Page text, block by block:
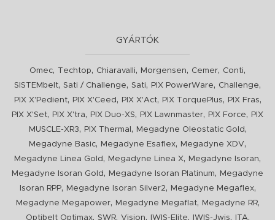
GYÁRTÓK
Omec, Techtop, Chiaravalli, Morgensen, Cemer, Conti,
SISTEMbelt, Sati / Challenge, Sati, PIX PowerWare, Challenge,
PIX X'Pedient, PIX X'Ceed , PIX X'Act, PIX TorquePlus, PIX Fras,
PIX X'Set, PIX X'tra, PIX Duo-XS, PIX Lawnmaster, PIX Force,
PIX
MUSCLE-XR3, PIX Thermal , Megadyne Oleostatic Gold ,
Megadyne Basic, Megadyne Esaflex, Megadyne XDV,
Megadyne Linea Gold , Megadyne Linea X, Megadyne Isoran,
Megadyne Isoran Gold , Megadyne Isoran Platinum,
Megadyne
Isoran RPP, Megadyne Isoran Silver2, Megadyne Megaflex,
Megadyne Megapower, Megadyne Megaflat, Megadyne RR,
Optibelt Optimax, SWR, Vision, IWIS-Elite, IWIS-Jwis, ITA,